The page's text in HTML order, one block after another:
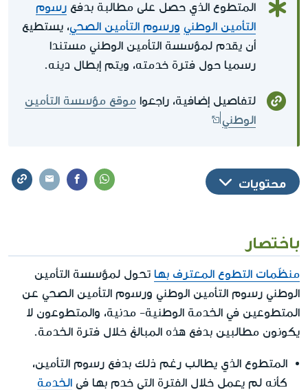
المتطوع الذي حصل على مطالبة بدفع رسوم
التأمين الوطني ورسوم التأمين الصحي، يستطيع
أن يقدم لمؤسسة التأمين الوطني مستندا
رسميا حول فترة خدمته، ويتم إبطال دينه.
لتفاصيل إضافية، راجعوا موقع مؤسسة التأمين
الوطني
محتويات
باختصار
منظّمات التطوع المعترف بها تحول لمؤسسة التأمين
الوطني رسوم التأمين الوطني ورسوم التأمين الصحي عن
المتطوعين في الخدمة الوطنية- مدنية، والمتطوعون لا
يكونون مطالبين بدفع هذه المبالغ خلال فترة الخدمة.
المتطوع الذي يطالب رغم ذلك بدفع رسوم التأمين،
كأنه لم يعمل خلال الفترة التي خدم بها في الخدمة